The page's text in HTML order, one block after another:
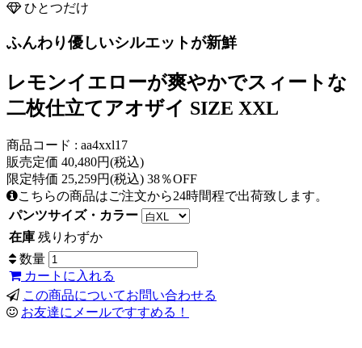
ひとつだけ
ふんわり優しいシルエットが新鮮
レモンイエローが爽やかでスィートな
二枚仕立てアオザイ SIZE XXL
商品コード : aa4xxl17
販売定価 40,480円(税込)
限定特価 25,259円(税込) 38％OFF
こちらの商品はご注文から24時間程で出荷致します。
パンツサイズ・カラー
在庫 残りわずか
数量
カートに入れる
この商品についてお問い合わせる
お友達にメールですすめる！